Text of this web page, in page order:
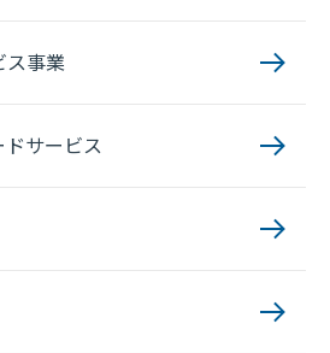
ス事業
サービス